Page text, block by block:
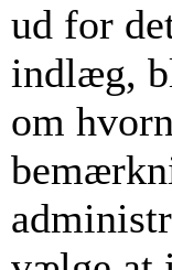
ud for
indlæg,
om